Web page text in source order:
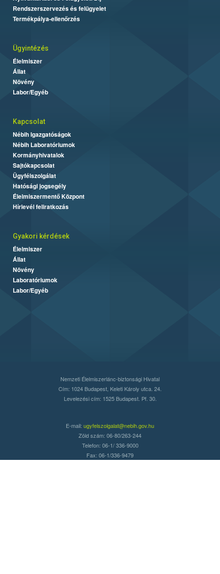
Rendszerszervezés és felügyelet
Termékpálya-ellenőrzés
Ügyintézés
Élelmiszer
Állat
Növény
Labor/Egyéb
Kapcsolat
Nébih Igazgatóságok
Nébih Laboratóriumok
Kormányhivatalok
Sajtókapcsolat
Ügyfélszolgálat
Hatósági jogsegély
Élelmiszermentő Központ
Hírlevél feliratkozás
Gyakori kérdések
Élelmiszer
Állat
Növény
Laboratóriumok
Labor/Egyéb
Nemzeti Élelmiszerlánc-biztonsági Hivatal
Cím: 1024 Budapest, Keleti Károly utca. 24.
Levelezési cím: 1525 Budapest. Pf. 30.
E-mail: ugyfelszolgalat@nebih.gov.hu
Zöld szám: 06-80/263-244
Telefon: 06-1/ 336-9000
Fax: 06-1/336-9479